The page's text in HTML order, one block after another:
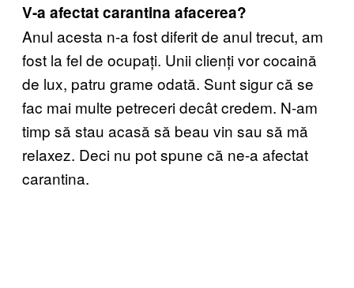
V-a afectat carantina afacerea?
Anul acesta n-a fost diferit de anul trecut, am
fost la fel de ocupați. Unii clienți vor cocaină
de lux, patru grame odată. Sunt sigur că se
fac mai multe petreceri decât credem. N-am
timp să stau acasă să beau vin sau să mă
relaxez. Deci nu pot spune că ne-a afectat
carantina.